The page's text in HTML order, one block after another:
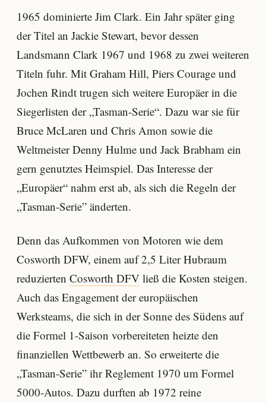
1965 dominierte Jim Clark. Ein Jahr später ging
der Titel an Jackie Stewart, bevor dessen
Landsmann Clark 1967 und 1968 zu zwei weiteren
Titeln fuhr. Mit Graham Hill, Piers Courage und
Jochen Rindt trugen sich weitere Europäer in die
Siegerlisten der „Tasman-Serie“. Dazu war sie für
Bruce McLaren und Chris Amon sowie die
Weltmeister Denny Hulme und Jack Brabham ein
gern genutztes Heimspiel. Das Interesse der
„Europäer“ nahm erst ab, als sich die Regeln der
„Tasman-Serie” änderten.
Denn das Aufkommen von Motoren wie dem
Cosworth DFW, einem auf 2,5 Liter Hubraum
reduzierten Cosworth DFV ließ die Kosten steigen.
Auch das Engagement der europäischen
Werksteams, die sich in der Sonne des Südens auf
die Formel 1-Saison vorbereiteten heizte den
finanziellen Wettbewerb an. So erweiterte die
„Tasman-Serie” ihr Reglement 1970 um Formel
5000-Autos. Dazu durften ab 1972 reine